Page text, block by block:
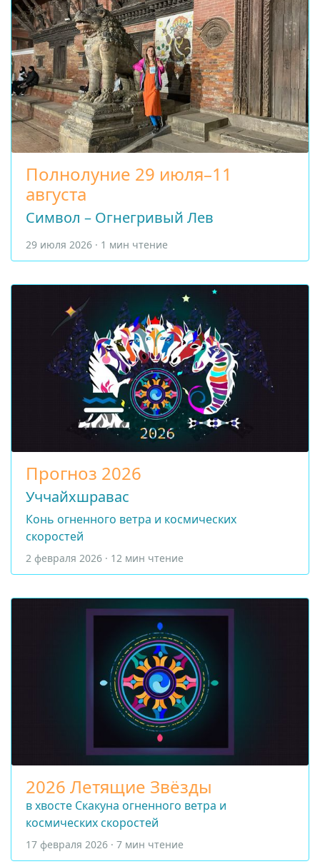
Полнолуние 29 июля–11
августа
Символ – Огнегривый Лев
29 июля 2026 · 1 мин чтение
Прогноз 2026
Уччайхшравас
Конь огненного ветра и космических
скоростей
2 февраля 2026 · 12 мин чтение
2026 Летящие Звёзды
в хвосте Скакуна огненного ветра и
космических скоростей
17 февраля 2026 · 7 мин чтение